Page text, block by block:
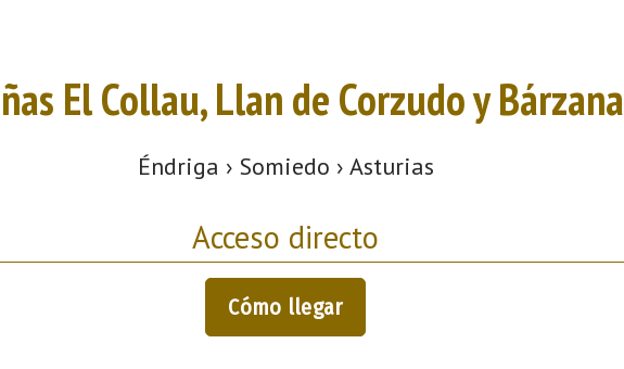
El Collau, Llan de Corzudo y Bárzana
Éndriga › Somiedo › Asturias
Acceso directo
Cómo llegar